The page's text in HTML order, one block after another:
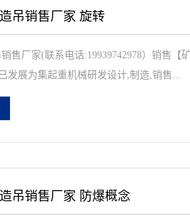
吊销售厂家 旋转
售厂家(联系电话:19939742978）销售
发展为集起重机械研发设计,制造,销售...
吊销售厂家 防爆概念